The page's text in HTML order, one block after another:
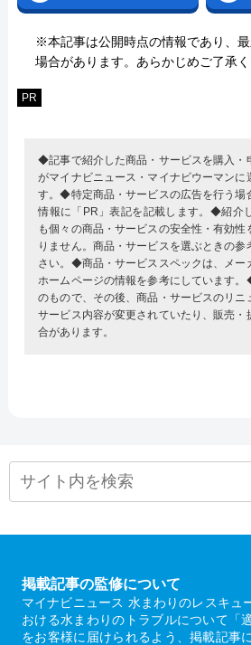
※本記事は公開時点の情報であり、
場合があります。あらかじめご了承く
PR
◆記事で紹介した商品・サービスを購入・
がマイナビニュース・マイナビウーマンに
す。◆特定商品・サービスの広告を行う場
情報に「PR」表記を記載します。◆紹介
も個々の商品・サービスの安全性・有効性
りません。商品・サービスを選ぶときの
さい。◆商品・サービススペックは、メー
ホームページの情報を参考にしています
のもので、その後、商品・サービスのリニ
サービス内容が変更されていたり、販売・
合があります。
掲載記事の監修について
マイナビニュース 水まわりのレスキュ
おける水まわりのトラブルについて「
をお客様に届けられるよう、掲載記事